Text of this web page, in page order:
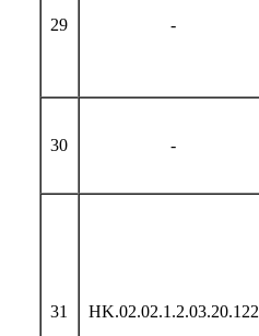
29 -
30 -
31 HK.02.02.1.2.03.20.122